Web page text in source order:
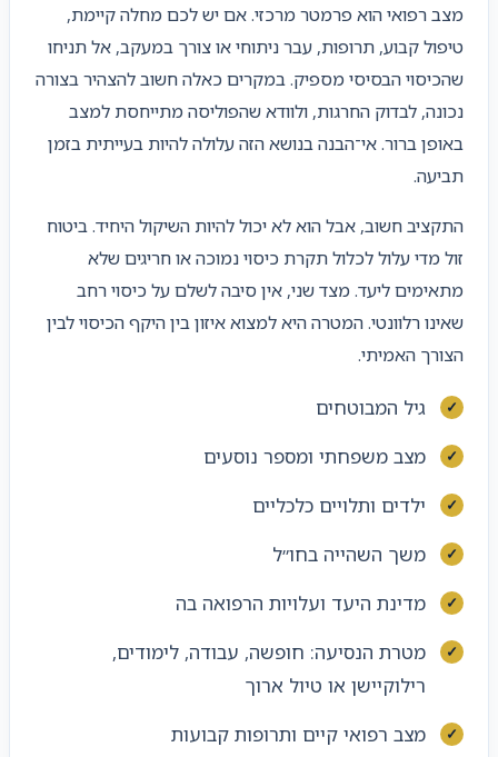
מצב רפואי הוא פרמטר מרכזי. אם יש לכם מחלה קיימת,
טיפול קבוע, תרופות, עבר ניתוחי או צורך במעקב, אל תניחו
שהכיסוי הבסיסי מספיק. במקרים כאלה חשוב להצהיר בצורה
נכונה, לבדוק החרגות, ולוודא שהפוליסה מתייחסת למצב
באופן ברור. אי־הבנה בנושא הזה עלולה להיות בעייתית בזמן
תביעה.
התקציב חשוב, אבל הוא לא יכול להיות השיקול היחיד. ביטוח
זול מדי עלול לכלול תקרת כיסוי נמוכה או חריגים שלא
מתאימים ליעד. מצד שני, אין סיבה לשלם על כיסוי רחב
שאינו רלוונטי. המטרה היא למצוא איזון בין היקף הכיסוי לבין
הצורך האמיתי.
גיל המבוטחים
מצב משפחתי ומספר נוסעים
ילדים ותלויים כלכליים
משך השהייה בחו״ל
מדינת היעד ועלויות הרפואה בה
מטרת הנסיעה: חופשה, עבודה, לימודים,
רילוקיישן או טיול ארוך
מצב רפואי קיים ותרופות קבועות